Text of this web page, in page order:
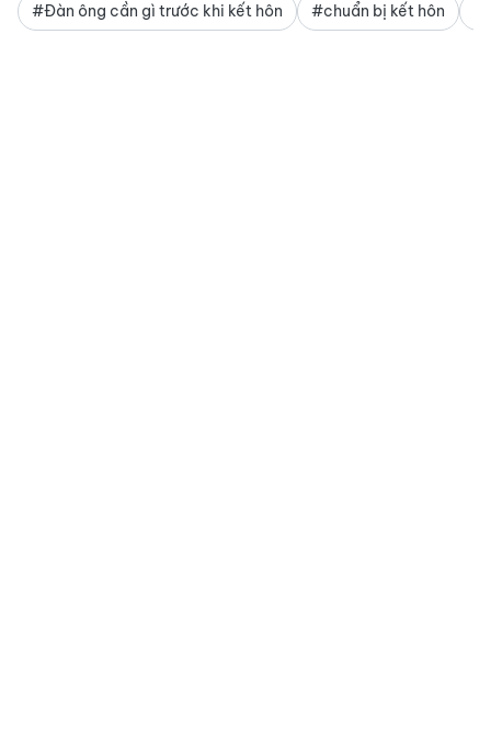
#Đàn ông cần gì trước khi kết hôn #chuẩn bị kết hôn